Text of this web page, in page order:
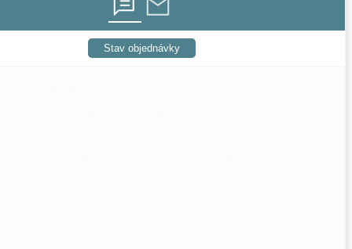
svetříky, topy, sukně, šaty, čepičky a
pak můžete tvořit hračky, usínáčky a další...
zobrazovat odlišně. Tuto vlastnost určují
Stav objednávky